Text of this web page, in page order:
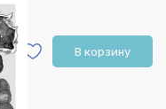
В корзину